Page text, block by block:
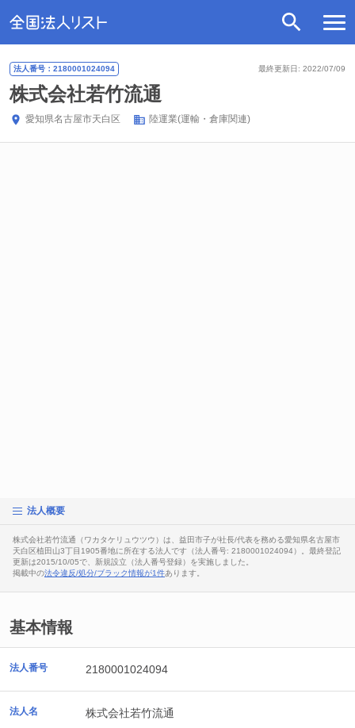
最終更新日: 2022/07/09
法人番号：2180001024094
株式会社若竹流通
愛知県名古屋市天白区 陸運業(運輸・倉庫関連)
法人概要
株式会社若竹流通（ワカタケリュウツウ）は、益田市子が社長/代表を務める愛知県名古屋市
天白区植田山3丁目1905番地に所在する法人です（法人番号: 2180001024094）。最終登記
更新は2015/10/05で、新規設立（法人番号登録）を実施しました。
掲載中の法令違反/処分/ブラック情報が1件あります。
基本情報
法人番号 2180001024094
法人名 株式会社若竹流通